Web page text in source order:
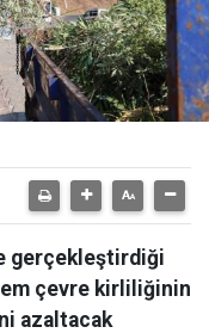
gerçekleştirdiği
çevre kirliliğinin
azaltacak